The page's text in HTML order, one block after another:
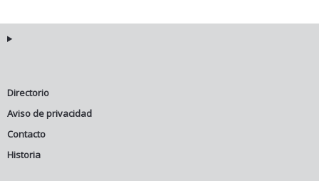
Directorio
Aviso de privacidad
Contacto
Historia